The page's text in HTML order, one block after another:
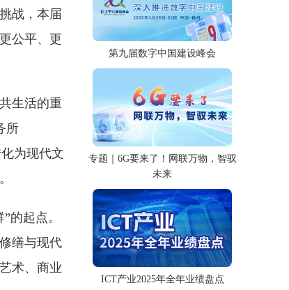
战，本届
公平、更
生活的重
所
为现代文
的起点。
缮与现代
术、商业
第九届数字中国建设峰会
专题｜6G要来了！网联万物，智驭
未来
ICT产业2025年全年业绩盘点